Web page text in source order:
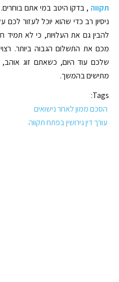
תקווה , בדקו היטב במי אתם
ניסיון רב כדי שהוא יוכל לעזור
להבין גם את העלויות, כי לא תמיד
מכם את התשלום הגבוה ביותר.
שלכם עוד היום, כשאתם זוג
מתישים בהמשך.
Tags:
הסכם ממון לאחר נישואים
עורך דין גירושין בפתח תקווה